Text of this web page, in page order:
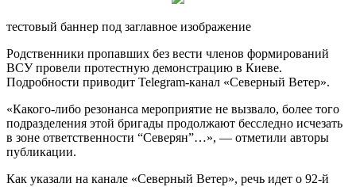
тестовый баннер под заглавное изображение
Родственники пропавших без вести членов формирований
ВСУ провели протестную демонстрацию в Киеве.
Подробности приводит Telegram-канал «Северный Ветер».
«Какого-либо резонанса мероприятие не вызвало, более того
подразделения этой бригады продолжают бесследно исчезать
в зоне ответственности “Северян”…», — отметили авторы
публикации.
Как указали на канале «Северный Ветер», речь идет о 92-й